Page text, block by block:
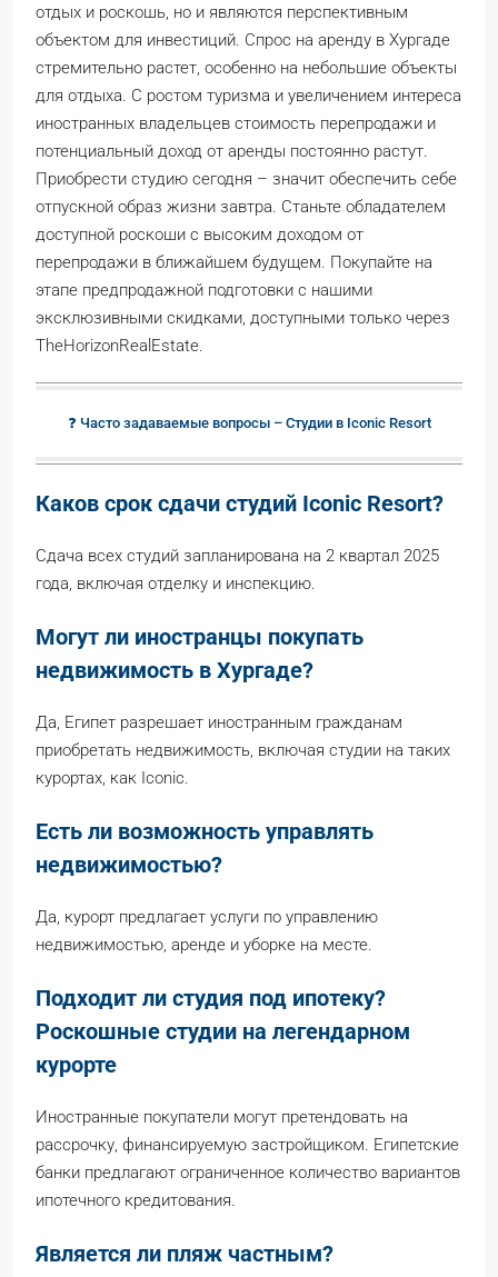
отдых и роскошь, но и являются перспективным
объектом для инвестиций. Спрос на аренду в Хургаде
стремительно растет, особенно на небольшие объекты
для отдыха. С ростом туризма и увеличением интереса
иностранных владельцев стоимость перепродажи и
потенциальный доход от аренды постоянно растут.
Приобрести студию сегодня – значит обеспечить себе
отпускной образ жизни завтра. Станьте обладателем
доступной роскоши с высоким доходом от
перепродажи в ближайшем будущем. Покупайте на
этапе предпродажной подготовки с нашими
эксклюзивными скидками, доступными только через
TheHorizonRealEstate.
❓ Часто задаваемые вопросы – Студии в Iconic Resort
Каков срок сдачи студий Iconic Resort?
Сдача всех студий запланирована на 2 квартал 2025
года, включая отделку и инспекцию.
Могут ли иностранцы покупать
недвижимость в Хургаде?
Да, Египет разрешает иностранным гражданам
приобретать недвижимость, включая студии на таких
курортах, как Iconic.
Есть ли возможность управлять
недвижимостью?
Да, курорт предлагает услуги по управлению
недвижимостью, аренде и уборке на месте.
Подходит ли студия под ипотеку?
Роскошные студии на легендарном
курорте
Иностранные покупатели могут претендовать на
рассрочку, финансируемую застройщиком. Египетские
банки предлагают ограниченное количество вариантов
ипотечного кредитования.
Является ли пляж частным?